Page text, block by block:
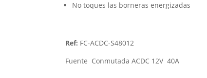
No toques las borneras energizadas
Ref: FC-ACDC-S48012
Fuente Conmutada ACDC 12V 40A